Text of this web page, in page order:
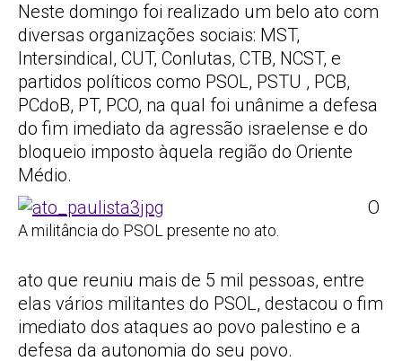
Neste domingo foi realizado um belo ato com
diversas organizações sociais: MST,
Intersindical, CUT, Conlutas, CTB, NCST, e
partidos políticos como PSOL, PSTU , PCB,
PCdoB, PT, PCO, na qual foi unânime a defesa
do fim imediato da agressão israelense e do
bloqueio imposto àquela região do Oriente
Médio.
A militância do PSOL presente no ato.
O
ato que reuniu mais de 5 mil pessoas, entre
elas vários militantes do PSOL, destacou o fim
imediato dos ataques ao povo palestino e a
defesa da autonomia do seu povo.